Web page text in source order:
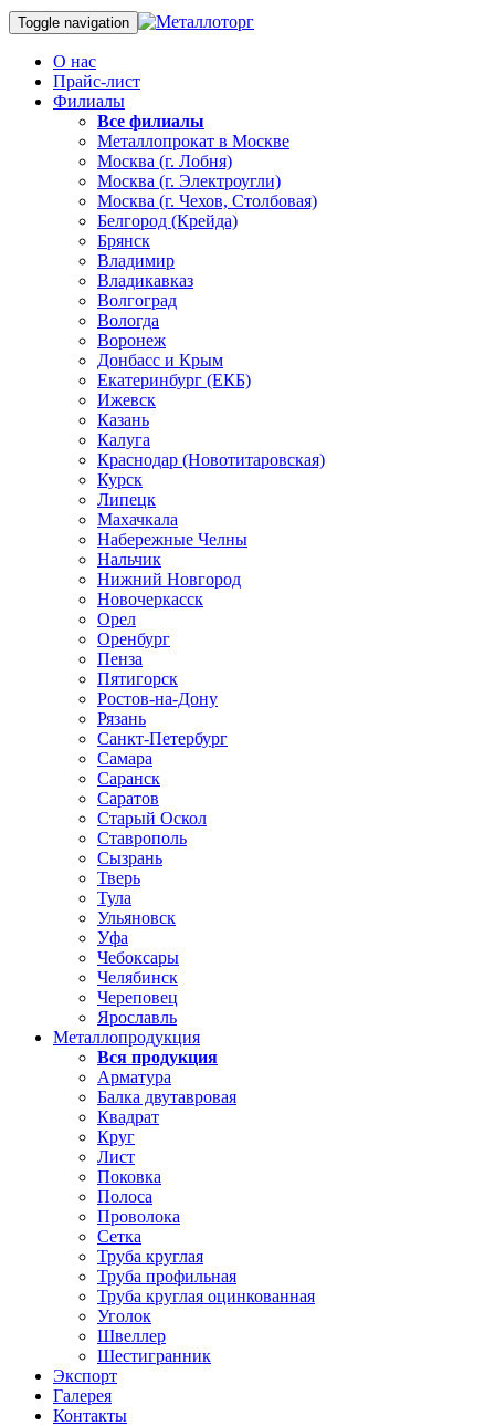
Toggle navigation
О нас
Прайс-лист
Филиалы
Все филиалы
Металлопрокат в Москве
Москва (г. Лобня)
Москва (г. Электроугли)
Москва (г. Чехов, Столбовая)
Белгород (Крейда)
Брянск
Владимир
Владикавказ
Волгоград
Вологда
Воронеж
Донбасс и Крым
Екатеринбург (ЕКБ)
Ижевск
Казань
Калуга
Краснодар (Новотитаровская)
Курск
Липецк
Махачкала
Набережные Челны
Нальчик
Нижний Новгород
Новочеркасск
Орел
Оренбург
Пенза
Пятигорск
Ростов-на-Дону
Рязань
Санкт-Петербург
Самара
Саранск
Саратов
Старый Оскол
Ставрополь
Сызрань
Тверь
Тула
Ульяновск
Уфа
Чебоксары
Челябинск
Череповец
Ярославль
Металлопродукция
Вся продукция
Арматура
Балка двутавровая
Квадрат
Круг
Лист
Поковка
Полоса
Проволока
Сетка
Труба круглая
Труба профильная
Труба круглая оцинкованная
Уголок
Швеллер
Шестигранник
Экспорт
Галерея
Контакты